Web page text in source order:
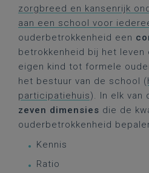
zorgbreed en kansenrijk
aan een school voor
ouderbetrokkenheid een
betrokkenheid bij het leven
eigen kind tot formele
het bestuur van de school (
participatiehuis). In elk van
zeven dimensies die de
ouderbetrokkenheid
Kennis
Ratio